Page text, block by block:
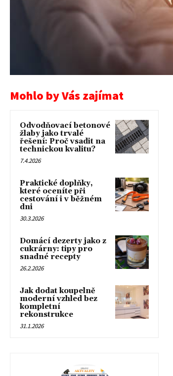
Mohlo by Vás zajímat
Odvodňovací betonové
žlaby jako trvalé
řešení: Proč vsadit na
technickou kvalitu?
7.4.2026
Praktické doplňky,
které oceníte při
cestování i v běžném
dni
30.3.2026
Domácí dezerty jako z
cukrárny: tipy pro
snadné recepty
26.2.2026
Jak dodat koupelně
moderní vzhled bez
kompletní
rekonstrukce
31.1.2026